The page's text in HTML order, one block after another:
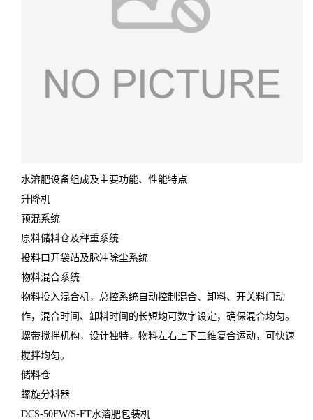
水溶肥设备组成及主要功能、性能特点
升降机
预混系统
原料储料仓及秤重系统
投料口开袋站及脉冲除尘系统
物料混合系统
物料投入混合机，总控系统自动控制混合、卸料、开关料门动
作，混合时间、卸料时间的长短均可数字设定，确保混合均匀。
螺带搅拌机构，设计独特，物料左右上下三维复合运动，可快速
搅拌均匀。
储料仓
螺旋分料器
DCS-50FW/S-FT水溶肥包装机